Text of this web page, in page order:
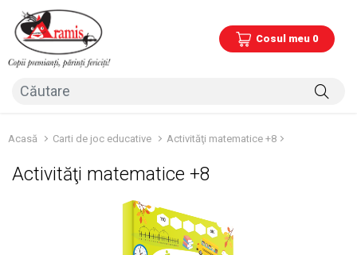
Cosul meu 0
Acasă Carti de joc educative Activităţi matematice +8
Activităţi matematice +8